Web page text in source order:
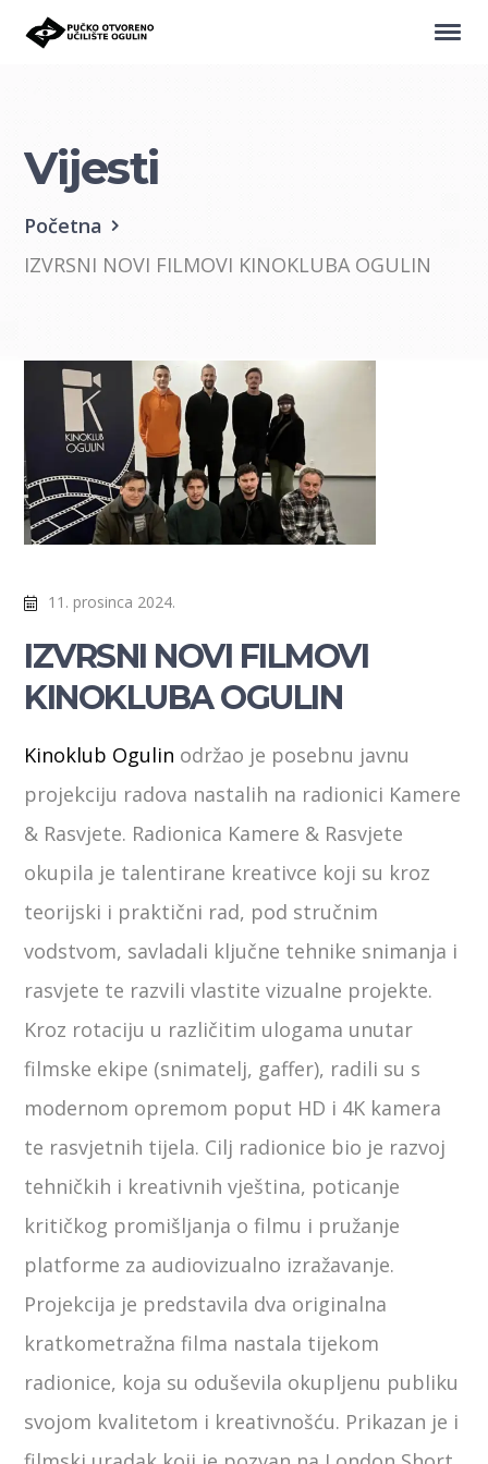
Vijesti
Početna
IZVRSNI NOVI FILMOVI KINOKLUBA OGULIN
11. prosinca 2024.
IZVRSNI NOVI FILMOVI
KINOKLUBA OGULIN
Kinoklub Ogulin održao je posebnu javnu
projekciju radova nastalih na radionici Kamere
& Rasvjete. Radionica Kamere & Rasvjete
okupila je talentirane kreativce koji su kroz
teorijski i praktični rad, pod stručnim
vodstvom, savladali ključne tehnike snimanja i
rasvjete te razvili vlastite vizualne projekte.
Kroz rotaciju u različitim ulogama unutar
filmske ekipe (snimatelj, gaffer), radili su s
modernom opremom poput HD i 4K kamera
te rasvjetnih tijela. Cilj radionice bio je razvoj
tehničkih i kreativnih vještina, poticanje
kritičkog promišljanja o filmu i pružanje
platforme za audiovizualno izražavanje.
Projekcija je predstavila dva originalna
kratkometražna filma nastala tijekom
radionice, koja su oduševila okupljenu publiku
svojom kvalitetom i kreativnošću. Prikazan je i